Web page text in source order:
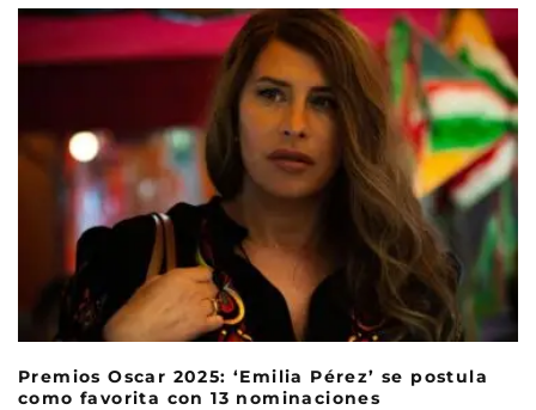
Premios Oscar 2025: ‘Emilia Pérez’ se postula
como favorita con 13 nominaciones